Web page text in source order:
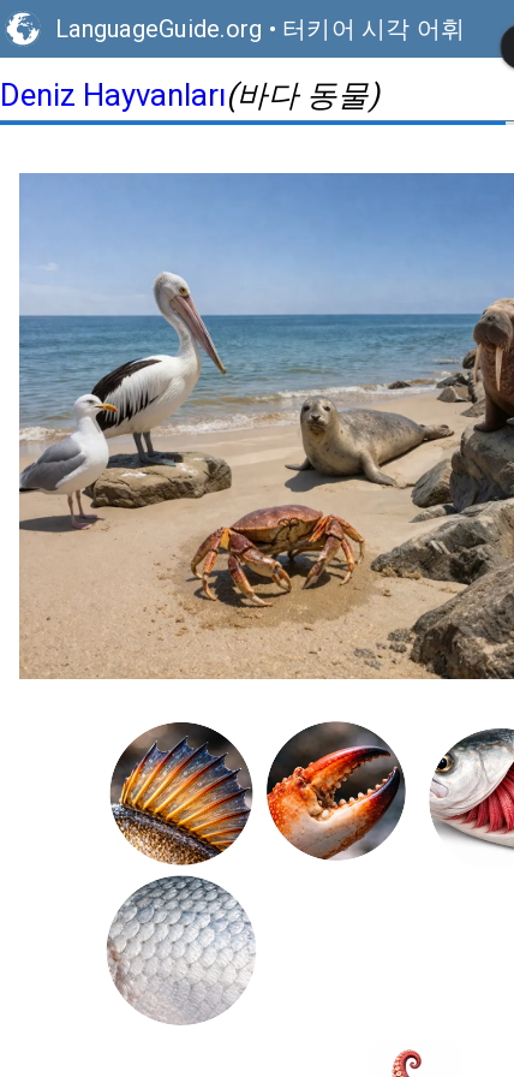
LanguageGuide.org • 터키어 시각 어휘
Deniz Hayvanları(바다 동물)